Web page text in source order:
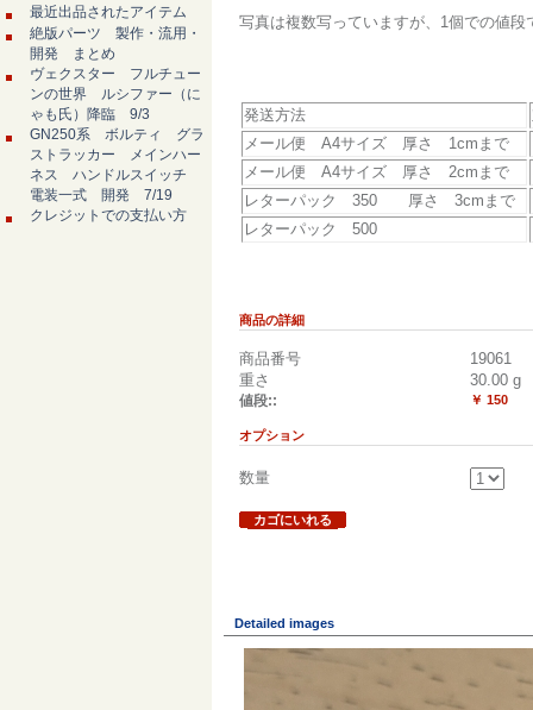
最近出品されたアイテム
絶版パーツ 製作・流用・
開発 まとめ
ヴェクスター フルチュー
ンの世界 ルシファー（に
ゃも氏）降臨 9/3
GN250系 ボルティ グラ
ストラッカー メインハー
ネス ハンドルスイッチ
電装一式 開発 7/19
クレジットでの支払い方
写真は複数写っていますが、1個での値段
発送方法
メール便 A4サイズ 厚さ 1cmまで
メール便 A4サイズ 厚さ 2cmまで
レターパック 350 厚さ 3cmまで
レターパック 500
商品の詳細
商品番号
19061
重さ
30.00 g
値段:: ￥ 150
オプション
数量
カゴにいれる
Detailed images